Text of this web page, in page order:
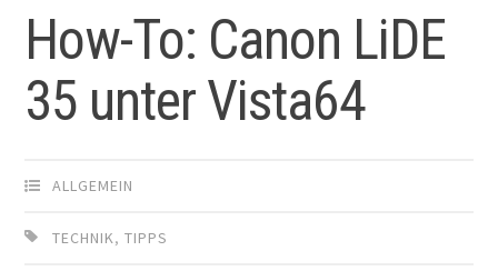
How-To: Canon LiDE
35 unter Vista64
ALLGEMEIN
TECHNIK,TIPPS